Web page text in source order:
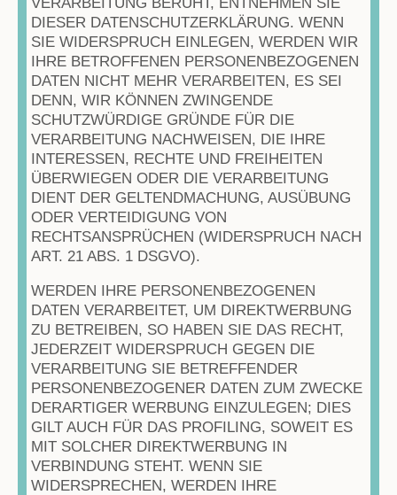
DIESER DATENSCHUTZERKLÄRUNG. WENN
SIE WIDERSPRUCH EINLEGEN, WERDEN WIR
IHRE BETROFFENEN PERSONENBEZOGENEN
DATEN NICHT MEHR VERARBEITEN, ES SEI
DENN, WIR KÖNNEN ZWINGENDE
SCHUTZWÜRDIGE GRÜNDE FÜR DIE
VERARBEITUNG NACHWEISEN, DIE IHRE
INTERESSEN, RECHTE UND FREIHEITEN
ÜBERWIEGEN ODER DIE VERARBEITUNG
DIENT DER GELTENDMACHUNG, AUSÜBUNG
ODER VERTEIDIGUNG VON
RECHTSANSPRÜCHEN (WIDERSPRUCH NACH
ART. 21 ABS. 1 DSGVO).
WERDEN IHRE PERSONENBEZOGENEN
DATEN VERARBEITET, UM DIREKTWERBUNG
ZU BETREIBEN, SO HABEN SIE DAS RECHT,
JEDERZEIT WIDERSPRUCH GEGEN DIE
VERARBEITUNG SIE BETREFFENDER
PERSONENBEZOGENER DATEN ZUM ZWECKE
DERARTIGER WERBUNG EINZULEGEN; DIES
GILT AUCH FÜR DAS PROFILING, SOWEIT ES
MIT SOLCHER DIREKTWERBUNG IN
VERBINDUNG STEHT. WENN SIE
WIDERSPRECHEN, WERDEN IHRE